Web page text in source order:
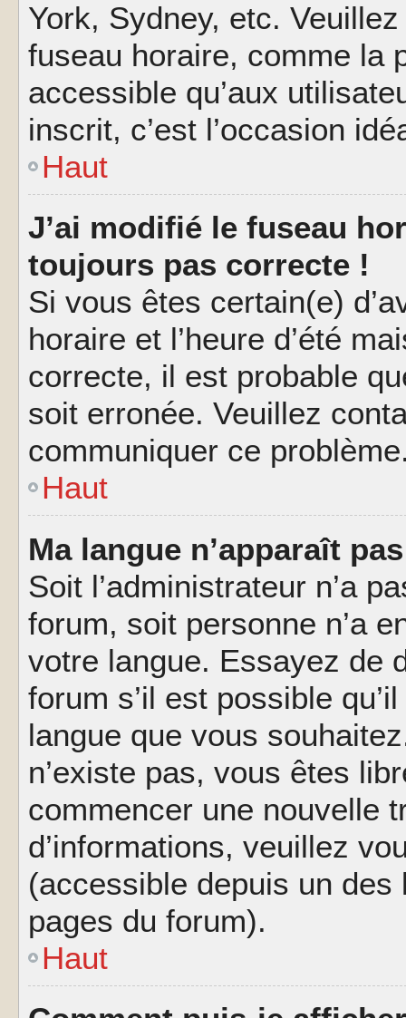
York, Sydney, etc.
fuseau horaire, comme la
accessible qu’aux
inscrit, c’est l’occasion
Haut
J’ai modifié le fuseau
toujours pas correcte !
Si vous êtes certain(e)
horaire et l’heure d’été
correcte, il est probable
soit erronée. Veuillez
communiquer ce
Haut
Ma langue n’apparaît
Soit l’administrateur n’a
forum, soit personne n’a
votre langue. Essayez de
forum s’il est possible
langue que vous
n’existe pas, vous êtes
commencer une nouvelle
d’informations, veuillez
(accessible depuis un
pages du forum).
Haut